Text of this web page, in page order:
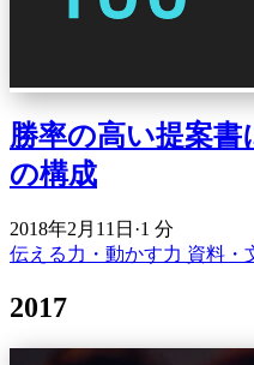
勝率の高い提案
の構成
2018年2月11日 ·1 分
伝える力・動かす力 資料・
2017